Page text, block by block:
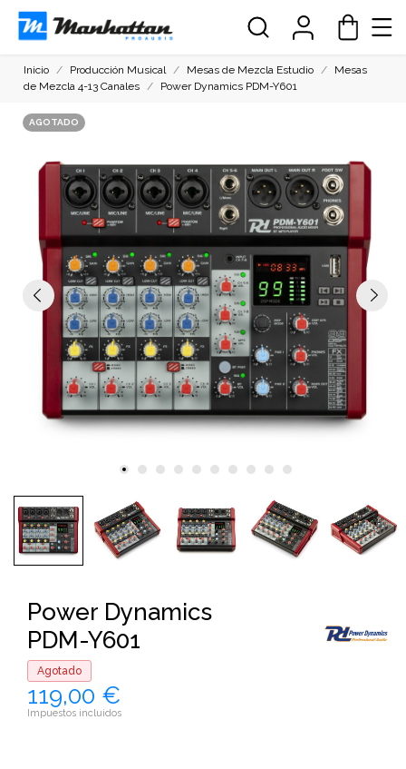
Inicio Producción Musical Mesas de Mezcla Estudio
Mesas
de Mezcla 4-13 Canales
Power Dynamics PDM-Y601
AGOTADO
Power Dynamics
PDM-Y601
Agotado
119,00 €
Impuestos incluidos